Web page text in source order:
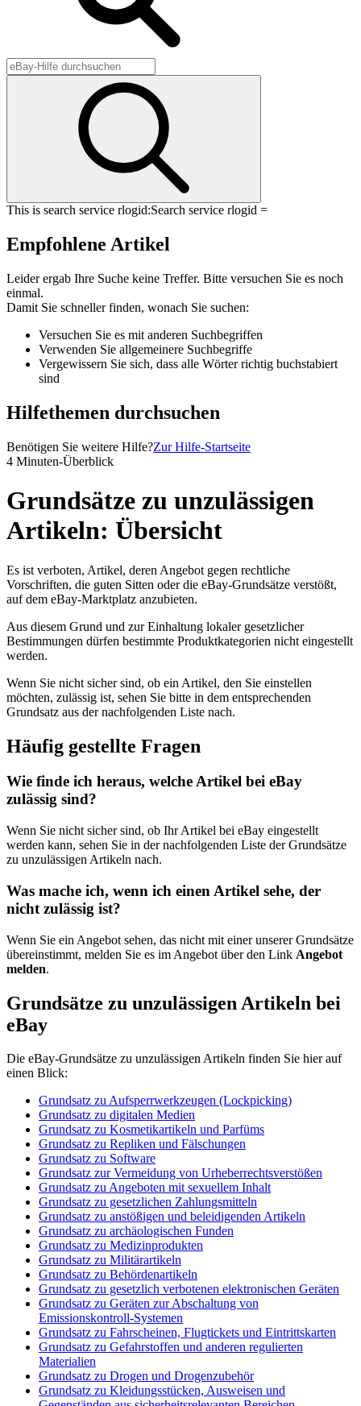
This is search service rlogid:Search service rlogid =
Empfohlene Artikel
Leider ergab Ihre Suche keine Treffer. Bitte versuchen Sie es noch
einmal.
Damit Sie schneller finden, wonach Sie suchen:
Versuchen Sie es mit anderen Suchbegriffen
Verwenden Sie allgemeinere Suchbegriffe
Vergewissern Sie sich, dass alle Wörter richtig buchstabiert
sind
Hilfethemen durchsuchen
Benötigen Sie weitere Hilfe?Zur Hilfe-Startseite
4 Minuten-Überblick
Grundsätze zu unzulässigen
Artikeln: Übersicht
Es ist verboten, Artikel, deren Angebot gegen rechtliche
Vorschriften, die guten Sitten oder die eBay-Grundsätze verstößt,
auf dem eBay-Marktplatz anzubieten.
Aus diesem Grund und zur Einhaltung lokaler gesetzlicher
Bestimmungen dürfen bestimmte Produktkategorien nicht eingestellt
werden.
Wenn Sie nicht sicher sind, ob ein Artikel, den Sie einstellen
möchten, zulässig ist, sehen Sie bitte in dem entsprechenden
Grundsatz aus der nachfolgenden Liste nach.
Häufig gestellte Fragen
Wie finde ich heraus, welche Artikel bei eBay
zulässig sind?
Wenn Sie nicht sicher sind, ob Ihr Artikel bei eBay eingestellt
werden kann, sehen Sie in der nachfolgenden Liste der Grundsätze
zu unzulässigen Artikeln nach.
Was mache ich, wenn ich einen Artikel sehe, der
nicht zulässig ist?
Wenn Sie ein Angebot sehen, das nicht mit einer unserer Grundsätze
übereinstimmt, melden Sie es im Angebot über den Link Angebot
melden.
Grundsätze zu unzulässigen Artikeln bei
eBay
Die eBay-Grundsätze zu unzulässigen Artikeln finden Sie hier auf
einen Blick:
Grundsatz zu Aufsperrwerkzeugen (Lockpicking)
Grundsatz zu digitalen Medien
Grundsatz zu Kosmetikartikeln und Parfüms
Grundsatz zu Repliken und Fälschungen
Grundsatz zu Software
Grundsatz zur Vermeidung von Urheberrechtsverstößen
Grundsatz zu Angeboten mit sexuellem Inhalt
Grundsatz zu gesetzlichen Zahlungsmitteln
Grundsatz zu anstößigen und beleidigenden Artikeln
Grundsatz zu archäologischen Funden
Grundsatz zu Medizinprodukten
Grundsatz zu Militärartikeln
Grundsatz zu Behördenartikeln
Grundsatz zu gesetzlich verbotenen elektronischen Geräten
Grundsatz zu Geräten zur Abschaltung von
Emissionskontroll-Systemen
Grundsatz zu Fahrscheinen, Flugtickets und Eintrittskarten
Grundsatz zu Gefahrstoffen und anderen regulierten
Materialien
Grundsatz zu Drogen und Drogenzubehör
Grundsatz zu Kleidungsstücken, Ausweisen und